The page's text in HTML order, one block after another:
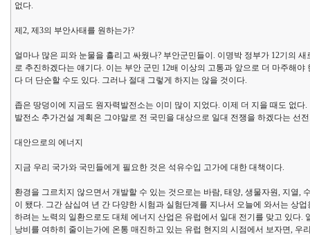
없다.
제2, 제3의 부안사태를 원하는가?
얼마나 많은 피와 눈물을 흘리고 싸웠나? 부안군민들이. 이명박 정부가 12기의
로 추진하겠다는 얘기다. 이는 부안 군민 12배 이상의 고통과 앞으로 더 마주해
다 더 단순할 수도 있다. 그러나 절대 그렇게 하지는 않을 것이다.
좁은 땅덩이에 지금도 원자력발전소는 이미 많이 지었다. 이제 더 지을 때도 없
발전소 추가건설 계획은 그야말로 전 국민을 대상으로 일대 전쟁을 하겠다는 선
대안으로의 에너지
지금 우리 국가와 국민들에게 필요한 것은 석유수입 고가에 대한 대책이다.
환경을 그르치지 않으면서 개발할 수 있는 것으로는 바람, 태양, 생물자원, 지열
이 됐다. 그간 삼십여 년 간 다양한 시험과 실험단계를 지나서 오늘에 와서는 상
하려는 노력의 일환으로도 대체 에너지 산업은 유럽에서 일대 전기를 맞고 있다
낭비를 여하히 줄이는가에 온통 매진하고 있는 유럽 현지의 시점에서 보자면,